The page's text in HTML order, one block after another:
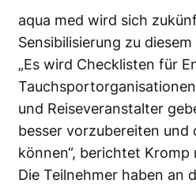
aqua med wird sich
Sensibilisierung zu
„Es wird Checklisten für
und Reiseveranstalter
besser vorzubereiten und
können“, berichtet Kromp
Die Teilnehmer haben an